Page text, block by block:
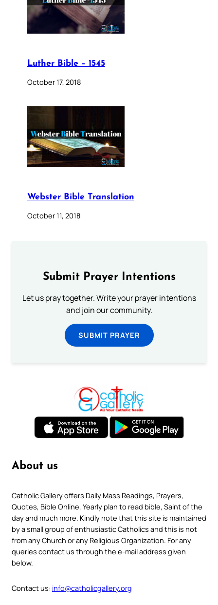
Luther Bible – 1545
October 17, 2018
Webster Bible Translation
October 11, 2018
Submit Prayer Intentions
Let us pray together. Write your prayer intentions
and join our community.
SUBMIT PRAYER
About us
Catholic Gallery offers Daily Mass Readings, Prayers,
Quotes, Bible Online, Yearly plan to read bible, Saint of the
day and much more. Kindly note that this site is maintained
by a small group of enthusiastic Catholics and this is not
from any Church or any Religious Organization. For any
queries contact us through the e-mail address given
below.
Contact us: info@catholicgallery.org